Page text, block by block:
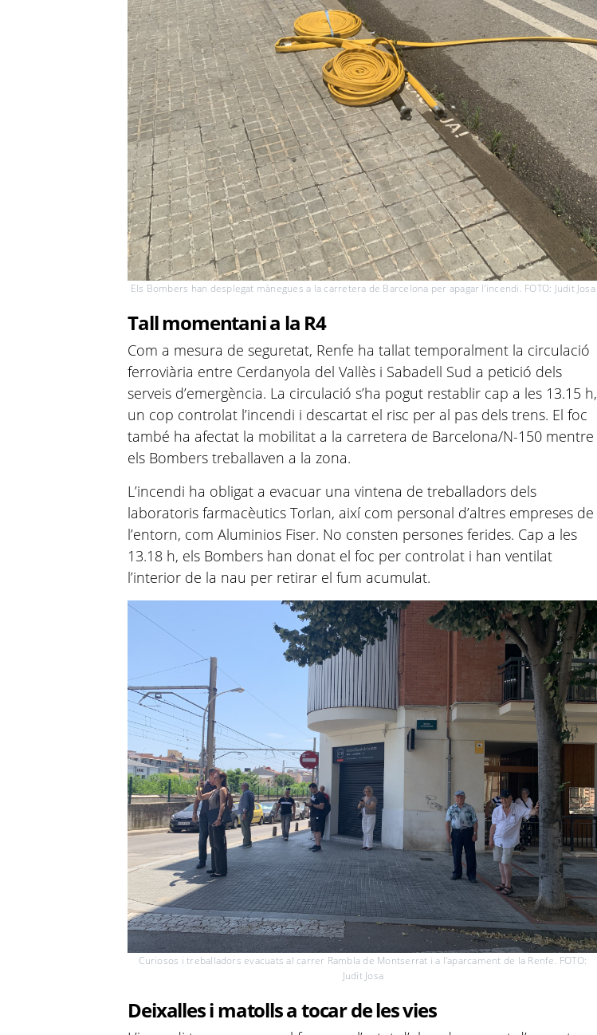
Els Bombers han desplegat mànegues a la carretera de Barcelona per apagar l’incendi. FOTO: Judit Josa
Tall momentani a la R4
Com a mesura de seguretat, Renfe ha tallat temporalment la circulació
ferroviària entre Cerdanyola del Vallès i Sabadell Sud a petició dels
serveis d’emergència. La circulació s’ha pogut restablir cap a les 13.15 h,
un cop controlat l’incendi i descartat el risc per al pas dels trens. El foc
també ha afectat la mobilitat a la carretera de Barcelona/N-150 mentre
els Bombers treballaven a la zona.
L’incendi ha obligat a evacuar una vintena de treballadors dels
laboratoris farmacèutics Torlan, així com personal d’altres empreses de
l’entorn, com Aluminios Fiser. No consten persones ferides. Cap a les
13.18 h, els Bombers han donat el foc per controlat i han ventilat
l’interior de la nau per retirar el fum acumulat.
Curiosos i treballadors evacuats al carrer Rambla de Montserrat i a l'aparcament de la Renfe. FOTO:
Judit Josa
Deixalles i matolls a tocar de les vies